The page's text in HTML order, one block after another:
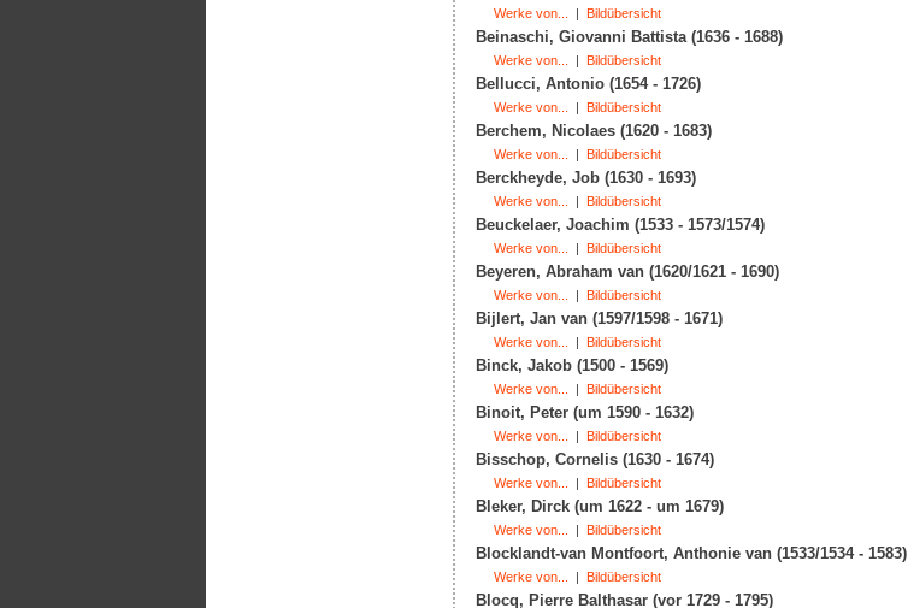
Werke von... | Bildübersicht
Beinaschi, Giovanni Battista (1636 - 1688)
Werke von... | Bildübersicht
Bellucci, Antonio (1654 - 1726)
Werke von... | Bildübersicht
Berchem, Nicolaes (1620 - 1683)
Werke von... | Bildübersicht
Berckheyde, Job (1630 - 1693)
Werke von... | Bildübersicht
Beuckelaer, Joachim (1533 - 1573/1574)
Werke von... | Bildübersicht
Beyeren, Abraham van (1620/1621 - 1690)
Werke von... | Bildübersicht
Bijlert, Jan van (1597/1598 - 1671)
Werke von... | Bildübersicht
Binck, Jakob (1500 - 1569)
Werke von... | Bildübersicht
Binoit, Peter (um 1590 - 1632)
Werke von... | Bildübersicht
Bisschop, Cornelis (1630 - 1674)
Werke von... | Bildübersicht
Bleker, Dirck (um 1622 - um 1679)
Werke von... | Bildübersicht
Blocklandt-van Montfoort, Anthonie van (1533/1534 - 1583)
Werke von... | Bildübersicht
Blocq, Pierre Balthasar (vor 1729 - 1795)